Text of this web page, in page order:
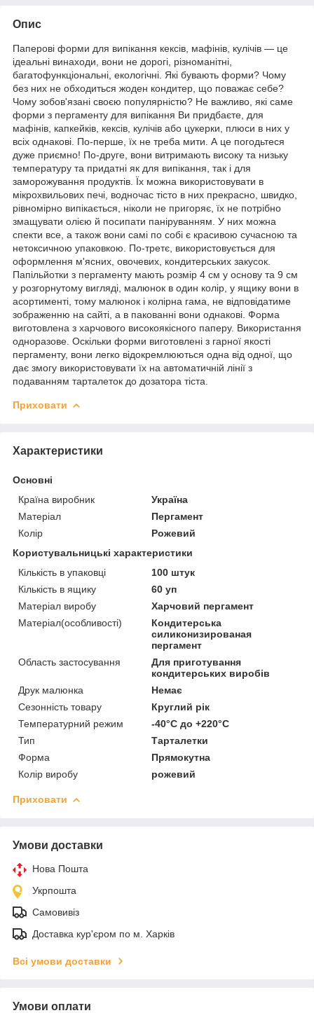
Опис
Паперові форми для випікання кексів, мафінів, кулічів — це
ідеальні винаходи, вони не дорогі, різноманітні,
багатофункціональні, екологічні. Які бувають форми? Чому
без них не обходиться жоден кондитер, що поважає себе?
Чому зобов'язані своєю популярністю? Не важливо, які саме
форми з пергаменту для випікання Ви придбаєте, для
мафінів, капкейків, кексів, кулічів або цукерки, плюси в них у
всіх однакові. По-перше, їх не треба мити. А це погодьтеся
дуже приємно! По-друге, вони витримають високу та низьку
температуру та придатні як для випікання, так і для
заморожування продуктів. Їх можна використовувати в
мікрохвильових печі, водночас тісто в них прекрасно, швидко,
рівномірно випікається, ніколи не пригоряє, їх не потрібно
змащувати олією й посипати паніруванням. У них можна
спекти все, а також вони самі по собі є красивою сучасною та
нетоксичною упаковкою. По-третє, використовується для
оформлення м'ясних, овочевих, кондитерських закусок.
Папільйотки з пергаменту мають розмір 4 см у основу та 9 см
у розгорнутому вигляді, малюнок в один колір, у ящику вони в
асортименті, тому малюнок і колірна гама, не відповідатиме
зображенню на сайті, а в пакованні вони однакові. Форма
виготовлена з харчового високоякісного паперу. Використання
одноразове. Оскільки форми виготовлені з гарної якості
пергаменту, вони легко відокремлюються одна від одної, що
дає змогу використовувати їх на автоматичній лінії з
подаванням тарталеток до дозатора тіста.
Приховати
Характеристики
Основні
Країна виробник
Україна
Матеріал
Пергамент
Колір
Рожевий
Користувальницькі характеристики
Кількість в упаковці
100 штук
Кількість в ящику
60 уп
Матеріал виробу
Харчовий пергамент
Матеріал(особливості)
Кондитерська
силиконизированая
пергамент
Область застосування
Для приготування
кондитерських виробів
Друк малюнка
Немає
Сезонність товару
Круглий рік
Температурний режим
-40°С до +220°С
Тип
Тарталетки
Форма
Прямокутна
Колір виробу
рожевий
Приховати
Умови доставки
Нова Пошта
Укрпошта
Самовивіз
Доставка кур'єром по м. Харків
Всі умови доставки
Умови оплати